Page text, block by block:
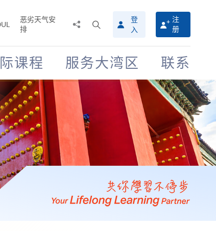
恶劣天气安
排
搜
寻
介
面
登
入
注
册
课程 服务大湾区 联系